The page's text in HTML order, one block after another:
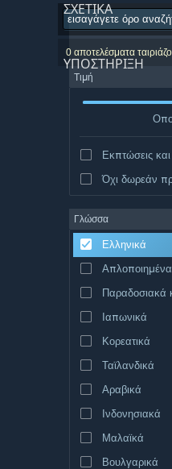
ΣΧΕΤΙΚΆ
ΥΠΟΣΤΗΡΙΞΗ
0 αποτελέσματα
Τιμή
Εκπτώσεις
Όχι δωρεάν
Γλώσσα
Ελληνικά
Απλοποιημένα
Παραδοσιακά
Ιαπωνικά
Κορεατικά
Ταϊλανδικά
Αραβικά
Ινδονησιακά
Μαλαϊκά
Βουλγαρικά